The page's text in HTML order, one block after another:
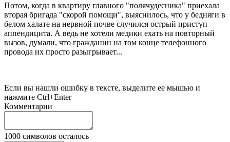
Потом, когда в квартиру главного "полячудесника" приехала
вторая бригада "скорой помощи", выяснилось, что у бедняги в
белом халате на нервной почве случился острый приступ
аппендицита. А ведь не хотели медики ехать на повторный
вызов, думали, что гражданин на том конце телефонного
провода их просто разыгрывает...
Если вы нашли ошибку в тексте, выделите ее мышью и
нажмите Ctrl+Enter
Комментарии
1000 символов осталось